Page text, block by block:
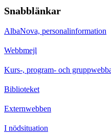
Snabblänkar
AlbaNova, personalinformation
Webbmejl
Kurs-, program- och
Biblioteket
Externwebben
I nödsituation